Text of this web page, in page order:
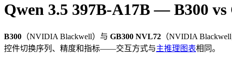
Qwen 3.5 397B-A17B — B300
B300 （NVIDIA Blackwell）与 GB300 NVL72 （NVIDIA Blackwell
控件切换序列、精度和指标——交互方式与主推理图表相同。